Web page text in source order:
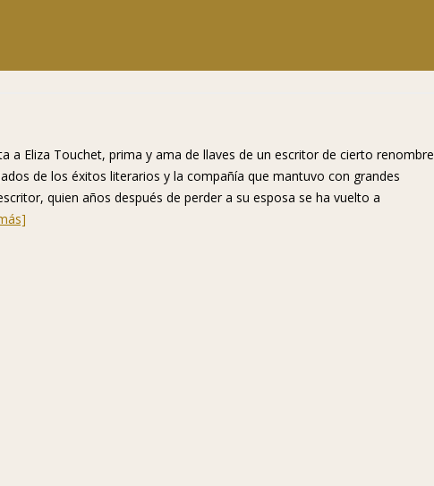
a Eliza Touchet, prima y ama de llaves de un escritor de cierto renombre
de los éxitos literarios y la compañía que mantuvo con grandes
quien años después de perder a su esposa se ha vuelto a